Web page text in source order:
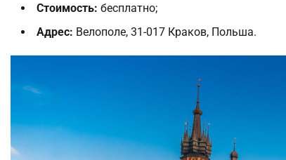
Стоимость: бесплатно;
Адрес: Велополе, 31-017 Краков, Польша.